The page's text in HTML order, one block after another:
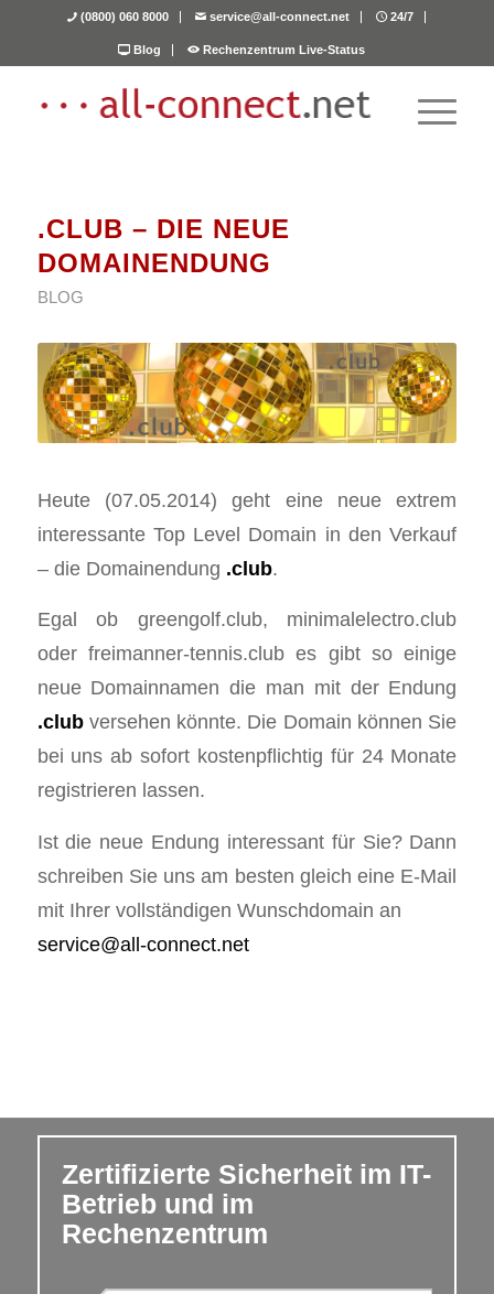
(0800) 060 8000 service@all-connect.net 24/7
Blog Rechenzentrum Live-Status
.CLUB – DIE NEUE
DOMAINENDUNG
BLOG
Heute (07.05.2014) geht eine neue extrem
interessante Top Level Domain in den Verkauf
– die Domainendung .club.
Egal ob greengolf.club, minimalelectro.club
oder freimanner-tennis.club es gibt so einige
neue Domainnamen die man mit der Endung
.clubversehen könnte. Die Domain können Sie
bei uns ab sofort kostenpflichtig für 24 Monate
registrieren lassen.
Ist die neue Endung interessant für Sie? Dann
schreiben Sie uns am besten gleich eine E-Mail
mit Ihrer vollständigen Wunschdomain an
service@all-connect.net
Zertifizierte Sicherheit im IT-
Betrieb und im
Rechenzentrum